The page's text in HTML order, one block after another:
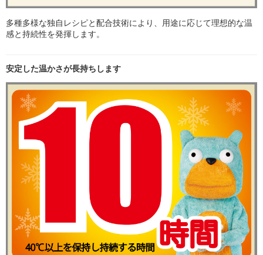
多種多様な独自レシピと配合技術により、用途に応じて理想的な温
感と持続性を発揮します。
安定した温かさが長持ちします